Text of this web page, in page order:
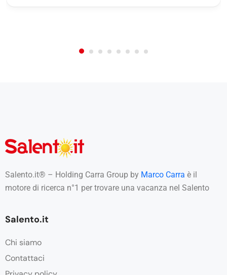
Salento.it® – Holding Carra Group by Marco Carra è il
motore di ricerca n°1 per trovare una vacanza nel Salento
Salento.it
Chi siamo
Contattaci